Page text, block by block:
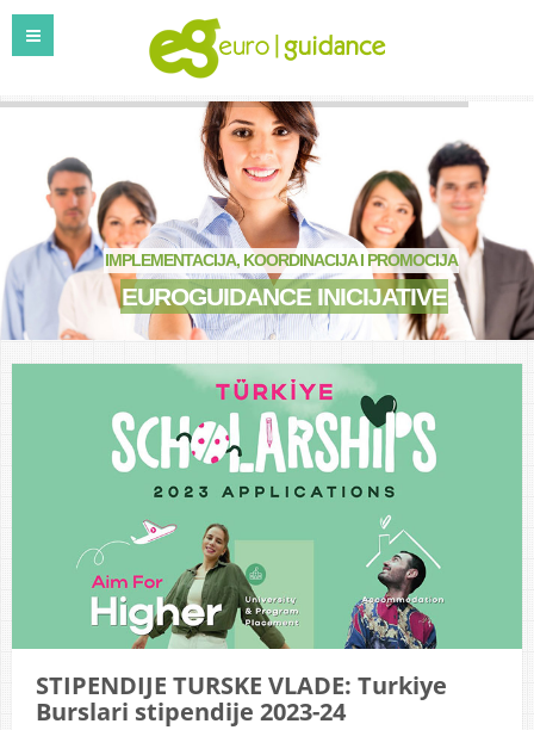
IMPLEMENTACIJA, KOORDINACIJA I PROMOCIJA
EUROGUIDANCE INICIJATIVE
STIPENDIJE TURSKE VLADE: Turkiye
Burslari stipendije 2023-24